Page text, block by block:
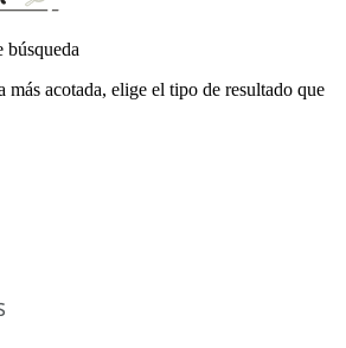
búsqueda
más acotada, elige el tipo de resultado que